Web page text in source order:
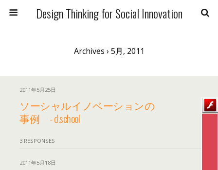
Design Thinking for Social Innovation
Archives › 5月, 2011
2011年5月25日
ソーシャルイノベーションの
事例 - d.school
3 RESPONSES
2011年5月18日